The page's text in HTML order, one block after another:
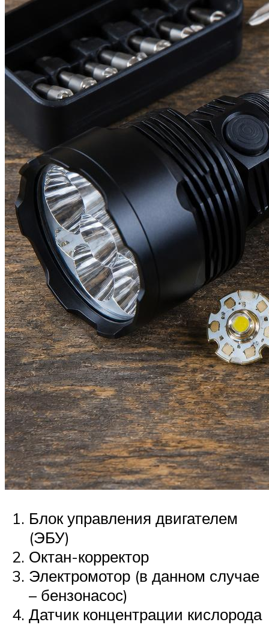
Блок управления двигателем
(ЭБУ)
Октан-корректор
Электромотор (в данном случае
– бензонасос)
Датчик концентрации кислорода